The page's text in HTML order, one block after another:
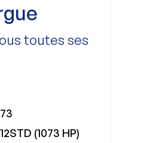
toutes ses
(1073 HP)